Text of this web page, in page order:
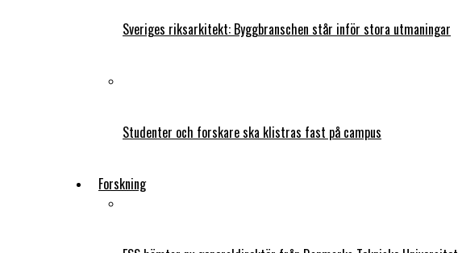
Sveriges riksarkitekt: Byggbranschen står inför stora utmaningar
Studenter och forskare ska klistras fast på campus
Forskning